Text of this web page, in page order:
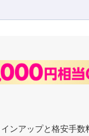
ンアップと格安手